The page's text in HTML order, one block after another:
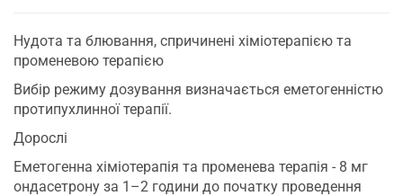
Нудота та блювання, спричинені хіміотерапією та
променевою терапією
Вибір режиму дозування визначається еметогенністю
протипухлинної терапії.
Дорослі
Еметогенна хіміотерапія та променева терапія - 8 мг
ондасетрону за 1–2 години до початку проведення